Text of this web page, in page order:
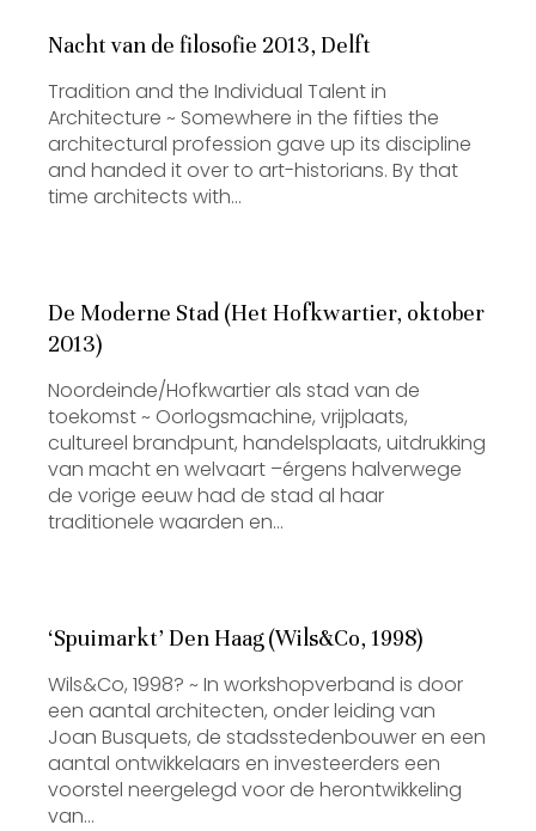
Nacht van de filosofie 2013, Delft
Tradition and the Individual Talent in
Architecture ~ Somewhere in the fifties the
architectural profession gave up its discipline
and handed it over to art-historians. By that
time architects with…
De Moderne Stad (Het Hofkwartier, oktober
2013)
Noordeinde/Hofkwartier als stad van de
toekomst ~ Oorlogsmachine, vrijplaats,
cultureel brandpunt, handelsplaats, uitdrukking
van macht en welvaart –érgens halverwege
de vorige eeuw had de stad al haar
traditionele waarden en…
‘Spuimarkt’ Den Haag (Wils&Co, 1998)
Wils&Co, 1998? ~ In workshopverband is door
een aantal architecten, onder leiding van
Joan Busquets, de stadsstedenbouwer en een
aantal ontwikkelaars en investeerders een
voorstel neergelegd voor de herontwikkeling
van…